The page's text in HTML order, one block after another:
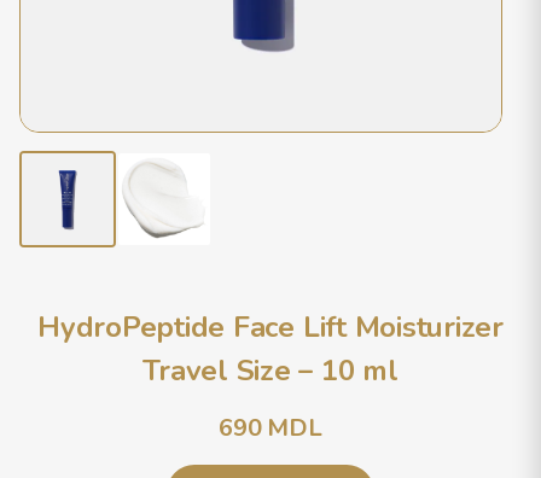
HydroPeptide Face Lift Moisturizer
Travel Size – 10 ml
690MDL